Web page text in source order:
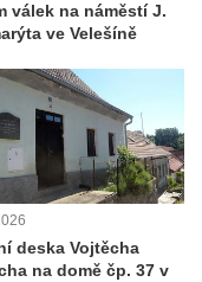
vválek na náměstí J.
ve Velešíně
deska Vojtěcha
na domě čp. 37 v